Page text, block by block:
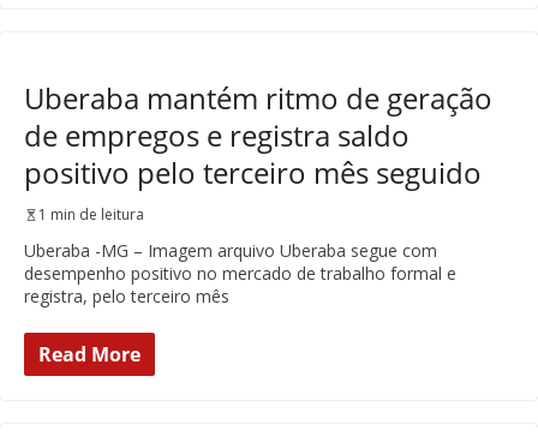
Uberaba mantém ritmo de geração
de empregos e registra saldo
positivo pelo terceiro mês seguido
1 min de leitura
Uberaba -MG – Imagem arquivo Uberaba segue com
desempenho positivo no mercado de trabalho formal e
registra, pelo terceiro mês
Read More